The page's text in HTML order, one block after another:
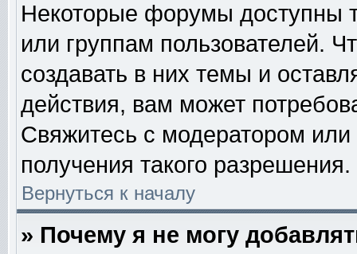
Некоторые форумы доступны
или группам пользователей.
создавать в них темы и
действия, вам может
Свяжитесь с модератором
получения такого разрешения.
Вернуться к началу
» Почему я не могу